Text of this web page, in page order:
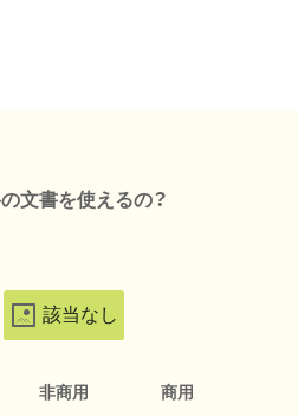
文書を使えるの？
該当なし
非商用 商用